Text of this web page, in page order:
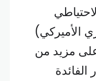
الأميركي)
مزيد من